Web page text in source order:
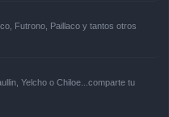
Futrono, Paillaco y tantos otros
Yelcho o Chiloe...comparte tu